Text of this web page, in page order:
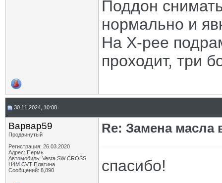
Поддон
нормально и
На Х-рее
проходит, три
30.11.2024, 10:08
Варвар59
Продвинутый
Регистрация: 26.03.2020
Адрес: Пермь
Автомобиль: Vesta SW CROSS
H4M CVT Платина
Сообщений: 8,890
Re: Замена масла
спасибо!